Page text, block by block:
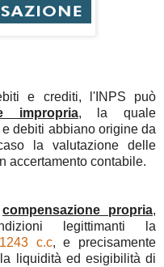
e crediti, l'INPS può
impropria, la quale
debiti abbiano origine da
la valutazione delle
accertamento contabile.
compensazione propria,
legittimanti la
c.c, e precisamente
liquidità ed esigibilità di